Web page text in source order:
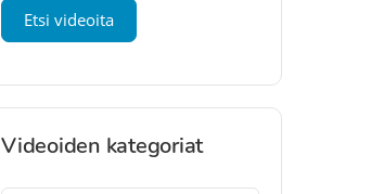
Videoiden kategoriat